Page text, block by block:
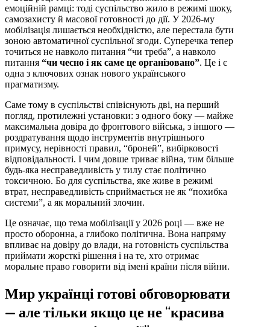
емоційній рамці: тоді суспільство жило в режимі шоку,
самозахисту й масової готовності до дії. У 2026-му
мобілізація лишається необхідністю, але перестала бути
зоною автоматичної суспільної згоди. Суперечка тепер
точиться не навколо питання “чи треба”, а навколо
питання “чи чесно і як саме це організовано”. Це і є
одна з ключових ознак нового українського
прагматизму.
Саме тому в суспільстві співіснують дві, на перший
погляд, протилежні установки: з одного боку — майже
максимальна довіра до фронтового війська, з іншого —
роздратування щодо інструментів внутрішнього
примусу, нерівності правил, “броней”, вибірковості
відповідальності. І чим довше триває війна, тим більше
будь-яка несправедливість у тилу стає політично
токсичною. Бо для суспільства, яке живе в режимі
втрат, несправедливість сприймається не як “похибка
системи”, а як моральний злочин.
Це означає, що тема мобілізації у 2026 році — вже не
просто оборонна, а глибоко політична. Вона напряму
впливає на довіру до влади, на готовність суспільства
приймати жорсткі рішення і на те, хто отримає
моральне право говорити від імені країни після війни.
Мир українці готові обговорювати
— але тільки якщо це не “красива